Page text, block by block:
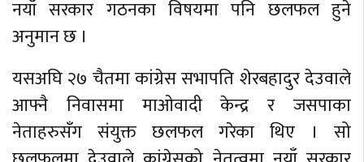
नयाँ सरकार गठनका विषयमा पनि छलफल हुने
अनुमान छ ।
यसअघि २७ चैतमा कांग्रेस सभापति शेरबहादुर देउवाले
आफ्नै निवासमा माओवादी केन्द्र र जसपाका
नेताहरुसँग संयुक्त छलफल गरेका थिए । सो